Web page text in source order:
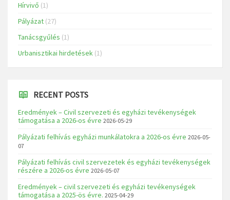
Hírvivő (1)
Pályázat (27)
Tanácsgyűlés (1)
Urbanisztikai hirdetések (1)
RECENT POSTS
Eredmények – Civil szervezeti és egyházi tevékenységek
támogatása a 2026-os évre 2026-05-29
Pályázati felhívás egyházi munkálatokra a 2026-os évre 2026-05-
07
Pályázati felhívás civil szervezetek és egyházi tevékenységek
részére a 2026-os évre 2026-05-07
Eredmények – civil szervezeti és egyházi tevékenységek
támogatása a 2025-ös évre. 2025-04-29